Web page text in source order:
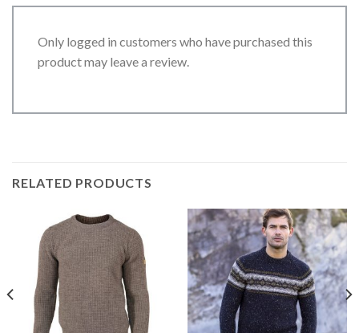
Only logged in customers who have purchased this
product may leave a review.
RELATED PRODUCTS